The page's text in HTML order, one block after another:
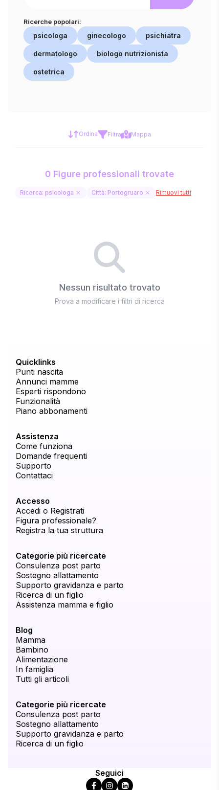
Ricerche popolari:
psicologa ginecologo psichiatra
dermatologo biologo nutrizionista
ostetrica
Ordina Filtra Mappa
0 Figure professionali trovate
Ricerca: psicologa Città: Portogruaro Rimuovi tutti
Nessun risultato trovato
Prova a modificare i filtri di ricerca
Quicklinks
Punti nascita
Annunci mamme
Esperti rispondono
Funzionalità
Piano abbonamenti
Assistenza
Come funziona
Domande frequenti
Supporto
Contattaci
Accesso
Accedi o Registrati
Figura professionale?
Registra la tua struttura
Categorie più ricercate
Consulenza post parto
Sostegno allattamento
Supporto gravidanza e parto
Ricerca di un figlio
Assistenza mamma e figlio
Blog
Mamma
Bambino
Alimentazione
In famiglia
Tutti gli articoli
Categorie più ricercate
Consulenza post parto
Sostegno allattamento
Supporto gravidanza e parto
Ricerca di un figlio
Seguici